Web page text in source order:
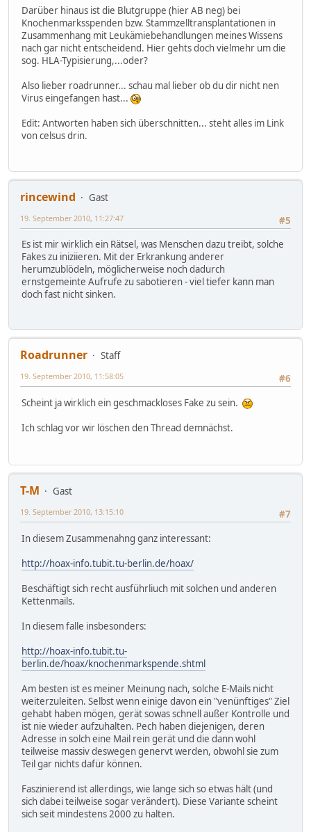
Darüber hinaus ist die Blutgruppe (hier AB neg) bei
Knochenmarksspenden bzw. Stammzelltransplantationen in
Zusammenhang mit Leukämiebehandlungen meines Wissens
nach gar nicht entscheidend. Hier gehts doch vielmehr um die
sog. HLA-Typisierung,...oder?
Also lieber roadrunner... schau mal lieber ob du dir nicht nen
Virus eingefangen hast...
Edit: Antworten haben sich überschnitten... steht alles im Link
von celsus drin.
rincewind
Gast
#5
19. September 2010, 11:27:47
Es ist mir wirklich ein Rätsel, was Menschen dazu treibt, solche
Fakes zu iniziieren. Mit der Erkrankung anderer
herumzublödeln, möglicherweise noch dadurch
ernstgemeinte Aufrufe zu sabotieren - viel tiefer kann man
doch fast nicht sinken.
Roadrunner
Staff
#6
19. September 2010, 11:58:05
Scheint ja wirklich ein geschmackloses Fake zu sein.
Ich schlag vor wir löschen den Thread demnächst.
T-M
Gast
#7
19. September 2010, 13:15:10
In diesem Zusammenahng ganz interessant:
http://hoax-info.tubit.tu-berlin.de/hoax/
Beschäftigt sich recht ausführliuch mit solchen und anderen
Kettenmails.
In diesem falle insbesonders:
http://hoax-info.tubit.tu-
berlin.de/hoax/knochenmarkspende.shtml
Am besten ist es meiner Meinung nach, solche E-Mails nicht
weiterzuleiten. Selbst wenn einige davon ein "venünftiges" Ziel
gehabt haben mögen, gerät sowas schnell außer Kontrolle und
ist nie wieder aufzuhalten. Pech haben diejenigen, deren
Adresse in solch eine Mail rein gerät und die dann wohl
teilweise massiv deswegen genervt werden, obwohl sie zum
Teil gar nichts dafür können.
Faszinierend ist allerdings, wie lange sich so etwas hält (und
sich dabei teilweise sogar verändert). Diese Variante scheint
sich seit mindestens 2000 zu halten.